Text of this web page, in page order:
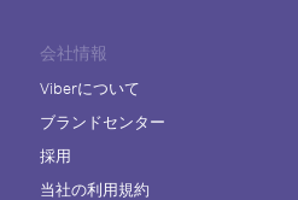
会社情報
Viberについて
ブランドセンター
採用
当社の利用規約